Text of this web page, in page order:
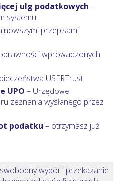
ulg podatkowych–
systemu
przepisami
wprowadzonych
USERTrust
UPO – Urzędowe
zeznania wysłanego przez
podatku – otrzymasz już
wybór i przekazanie